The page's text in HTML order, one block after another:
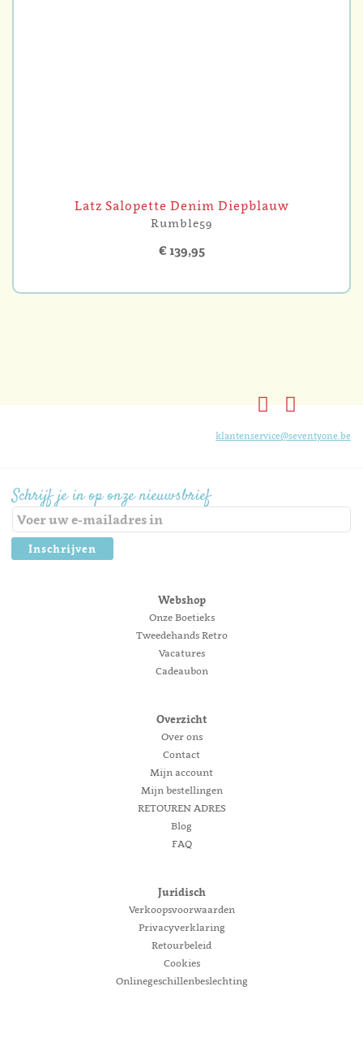
Latz Salopette Denim Diepblauw
Rumble59
€ 139,95
Schrijf je in op onze nieuwsbrief
Inschrijven
klantenservice@seventyone.be
Webshop
Onze Boetieks
Tweedehands Retro
Vacatures
Cadeaubon
Overzicht
Over ons
Contact
Mijn account
Mijn bestellingen
RETOUREN ADRES
Blog
FAQ
Juridisch
Verkoopsvoorwaarden
Privacyverklaring
Retourbeleid
Cookies
Onlinegeschillenbeslechting